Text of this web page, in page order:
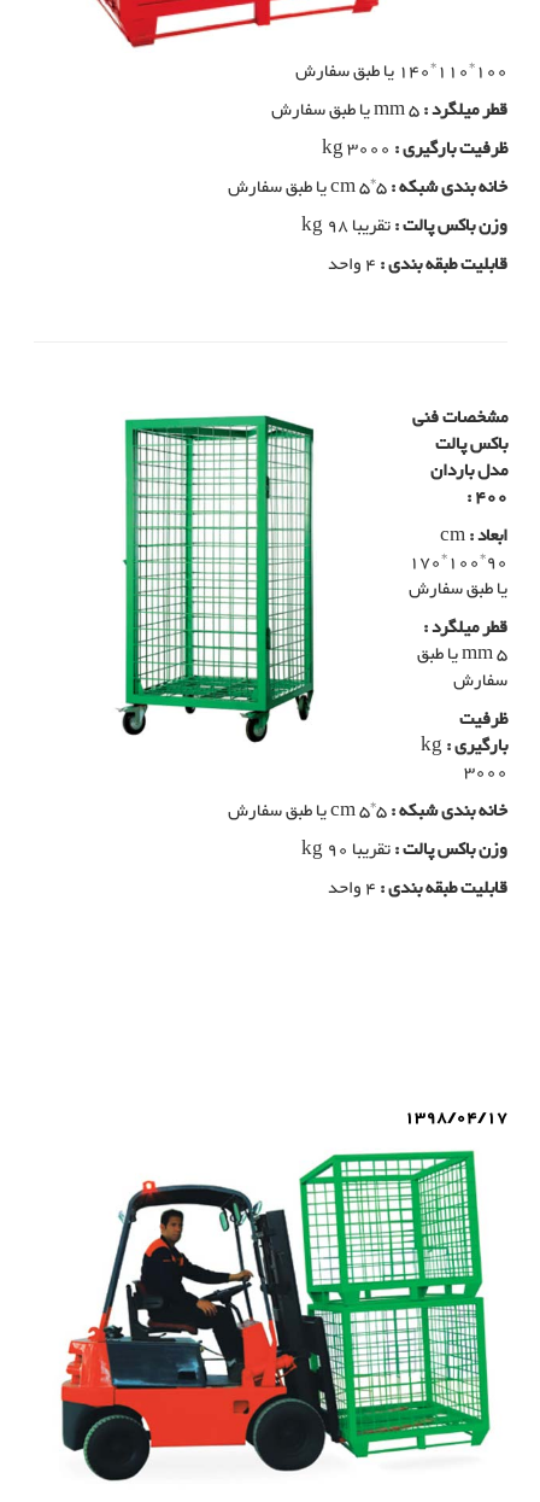
140*110*100 یا طبق سفارش
قطر میلگرد :mm 5 یا طبق سفارش
ظرفیت بارگیری :
خانه بندی شبکه :cm 5*5 یا طبق سفارش
وزن باکس پالت :تقریبا kg 98
قابلیت طبقه بندی :
مشخصات فنی
باکس پالت
مدل باردان
400 :
ابعاد :cm
170*100*90
یا طبق سفارش
قطر میلگرد :
mm 5 یا طبق
سفارش
ظرفیت
بارگیری :kg
3000
خانه بندی شبکه :cm 5*5 یا طبق سفارش
وزن باکس پالت :تقریبا kg 90
قابلیت طبقه بندی :
1398/04/17